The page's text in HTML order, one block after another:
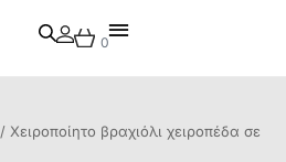
0
/ Χειροποίητο βραχιόλι χειροπέδα σε